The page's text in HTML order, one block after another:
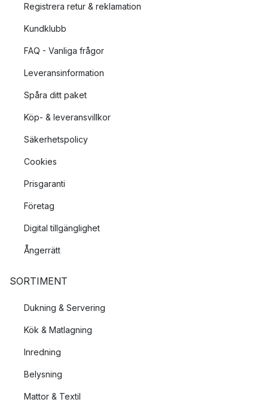
Registrera retur & reklamation
Kundklubb
FAQ - Vanliga frågor
Leveransinformation
Spåra ditt paket
Köp- & leveransvillkor
Säkerhetspolicy
Cookies
Prisgaranti
Företag
Digital tillgänglighet
Ångerrätt
SORTIMENT
Dukning & Servering
Kök & Matlagning
Inredning
Belysning
Mattor & Textil